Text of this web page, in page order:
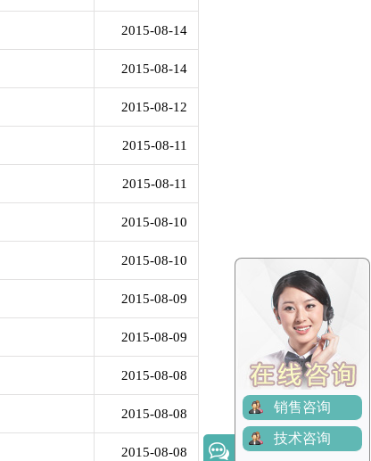
2015-08-14
2015-08-14
2015-08-12
2015-08-11
2015-08-11
2015-08-10
2015-08-10
2015-08-09
2015-08-09
2015-08-08
2015-08-08
2015-08-08
销售咨询
技术咨询